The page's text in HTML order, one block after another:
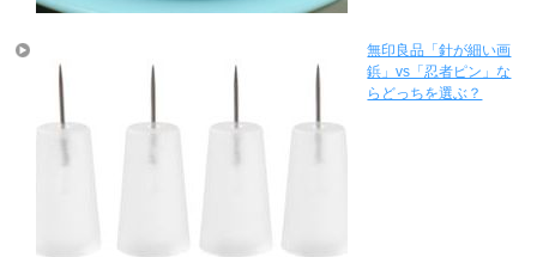
無印良品「針が細い画
鋲」vs「忍者ピン」な
らどっちを選ぶ？